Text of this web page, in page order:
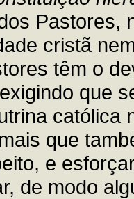
Pastores,
cristã
têm o
que
católica
que
e
de modo